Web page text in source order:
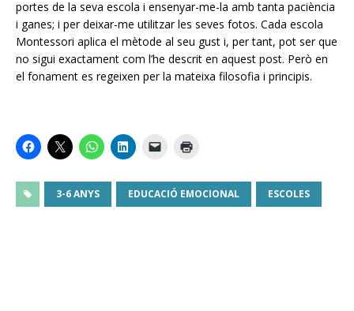
portes de la seva escola i ensenyar-me-la amb tanta paciència
i ganes; i per deixar-me utilitzar les seves fotos. Cada escola
Montessori aplica el mètode al seu gust i, per tant, pot ser que
no sigui exactament com l’he descrit en aquest post. Però en
el fonament es regeixen per la mateixa filosofia i principis.
3-6 ANYS EDUCACIÓ EMOCIONAL ESCOLES